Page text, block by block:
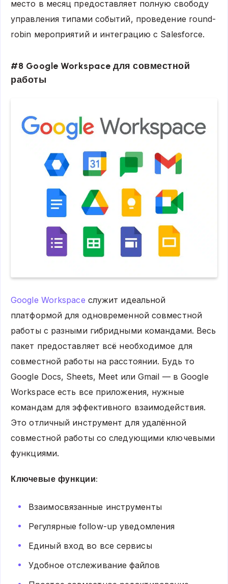
место в месяц предоставляет полную свободу
управления типами событий, проведение round-
robin мероприятий и интеграцию с Salesforce.
#8 Google Workspace для совместной
работы
Google Workspace служит идеальной
платформой для одновременной совместной
работы с разными гибридными командами. Весь
пакет предоставляет всё необходимое для
совместной работы на расстоянии. Будь то
Google Docs, Sheets, Meet или Gmail — в Google
Workspace есть все приложения, нужные
командам для эффективного взаимодействия.
Это отличный инструмент для удалённой
совместной работы со следующими ключевыми
функциями.
Ключевые функции:
Взаимосвязанные инструменты
Регулярные follow-up уведомления
Единый вход во все сервисы
Удобное отслеживание файлов